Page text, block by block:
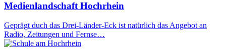
Medienlandschaft Hochrhein
Geprägt duch das Drei-Länder-Eck ist natürlich das Angebot an
Radio, Zeitungen und Fernse…